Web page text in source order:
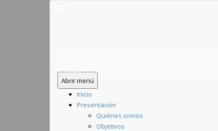
INICIO
Abrir menú
Inicio
Presentación
Quiénes somos
Objetivos